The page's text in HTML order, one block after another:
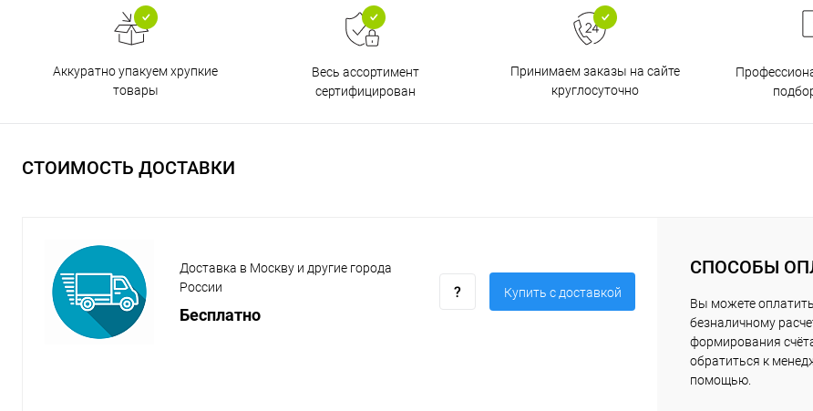
Аккуратно упакуем хрупкие
товары
Весь ассортимент
сертифицирован
Принимаем заказы на сайте
круглосуточно
СТОИМОСТЬ ДОСТАВКИ
Доставка в Москву и другие города
России
Бесплатно
Купить c доставкой
СПОСОБЫ
Вы можете
безналичному
формирования
обратиться к
помощью.